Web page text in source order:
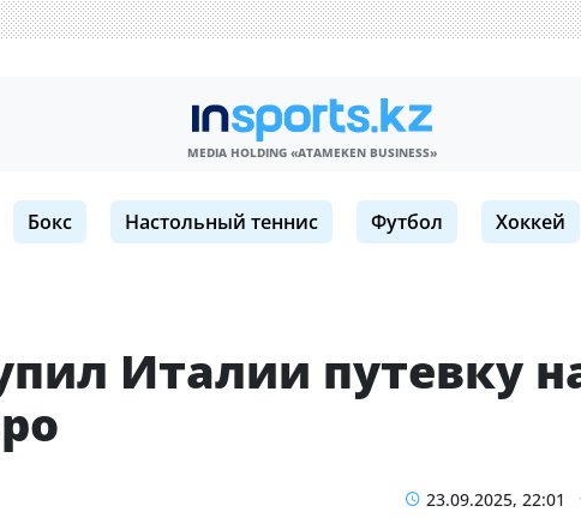
MEDIA HOLDING «ATAMEKЕN BUSINESS»
Бокс Настольный теннис Футбол Хоккей
Италии путевку
23.09.2025, 22:01